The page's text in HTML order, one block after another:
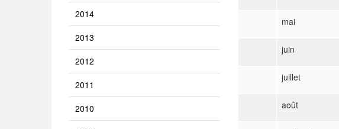
2014
2013
2012
2011
2010
mai
juin
juillet
août